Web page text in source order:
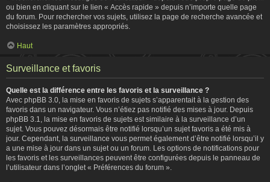
ou bien en cliquant sur le lien « Accès rapide » depuis n’importe quelle page
du forum. Pour rechercher vos sujets, utilisez la page de recherche avancée et
choisissez les paramètres appropriés.
Haut
Surveillance et favoris
Quelle est la différence entre les favoris et la surveillance ?
Avec phpBB 3.0, la mise en favoris de sujets s’apparentait à la gestion des
favoris dans un navigateur. Vous n’étiez pas notifié des mises à jour. Depuis
phpBB 3.1, la mise en favoris de sujets est similaire à la surveillance d’un
sujet. Vous pouvez désormais être notifié lorsqu’un sujet favoris a été mis à
jour. Cependant, la surveillance vous permet également d’être notifié lorsqu’il y
a une mise à jour dans un sujet ou un forum. Les options de notifications pour
les favoris et les surveillances peuvent être configurées depuis le panneau de
l’utilisateur dans l’onglet « Préférences du forum ».